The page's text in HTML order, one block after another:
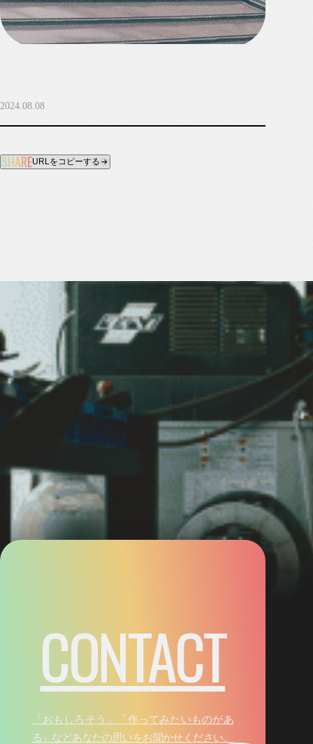
2024.08.08
SHAREURLをコピーする
CONTACT
「おもしろそう」「作ってみたいものがあ
る」などあなたの思いをお聞かせください。
お知らせ
メディア紹介
〒664‑0027 兵庫県伊丹市池尻3